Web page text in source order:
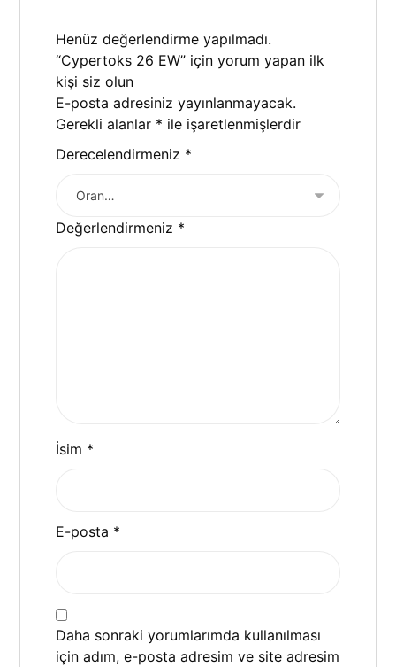
Henüz değerlendirme yapılmadı.
“Cypertoks 26 EW” için yorum yapan ilk
kişi siz olun
E-posta adresiniz yayınlanmayacak.
Gerekli alanlar * ile işaretlenmişlerdir
Derecelendirmeniz *
Değerlendirmeniz *
İsim *
E-posta *
Daha sonraki yorumlarımda kullanılması
için adım, e-posta adresim ve site adresim